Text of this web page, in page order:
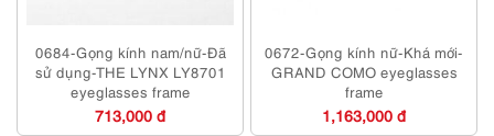
0684-Gọng kính nam/nữ-Đã
sử dụng-THE LYNX LY8701
eyeglasses frame
713,000 đ
0672-Gọng kính nữ-Khá mới-
GRAND COMO eyeglasses
frame
1,163,000 đ